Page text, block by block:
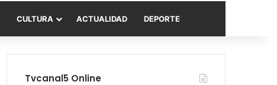
CULTURA ACTUALIDAD DEPORTE
Tvcanal5 Online